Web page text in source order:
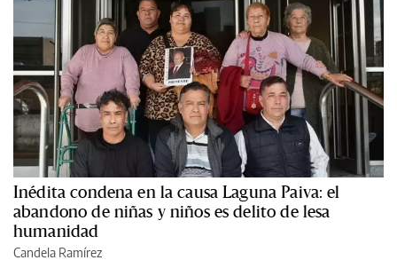
Inédita condena en la causa Laguna Paiva: el
abandono de niñas y niños es delito de lesa
humanidad
Candela Ramírez